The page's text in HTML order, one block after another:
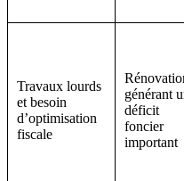
Travaux lourds
et besoin
d’optimisation
fiscale
générant
déficit
foncier
important